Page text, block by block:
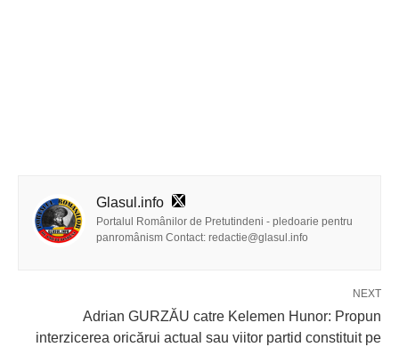
Glasul.info
Portalul Românilor de Pretutindeni - pledoarie pentru
panromânism Contact: redactie@glasul.info
NEXT
Adrian GURZĂU catre Kelemen Hunor: Propun
interzicerea oricărui actual sau viitor partid constituit pe